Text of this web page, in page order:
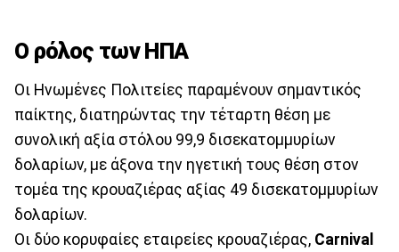
Ο ρόλος των ΗΠΑ
Οι Ηνωμένες Πολιτείες παραμένουν σημαντικός
παίκτης, διατηρώντας την τέταρτη θέση με
συνολική αξία στόλου 99,9 δισεκατομμυρίων
δολαρίων, με άξονα την ηγετική τους θέση στον
τομέα της κρουαζιέρας αξίας 49 δισεκατομμυρίων
δολαρίων.
Οι δύο κορυφαίες εταιρείες κρουαζιέρας, Carnival